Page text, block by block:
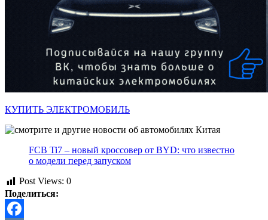
КУПИТЬ ЭЛЕКТРОМОБИЛЬ
FCB Ti7 – новый кроссовер от BYD: что известно
о модели перед запуском
Post Views: 0
Поделиться: